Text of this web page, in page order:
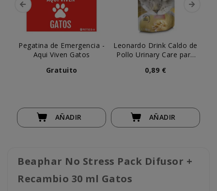
Pegatina de Emergencia -
Aqui Viven Gatos
Gratuito
AÑADIR
Leonardo Drink Caldo de
Pollo Urinary Care para
0,89 €
AÑADIR
Beaphar No Stress Pack Difusor +
Recambio 30 ml Gatos